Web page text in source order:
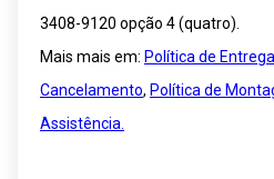
3408-9120 opção 4 (quatro).
Mais mais em: Política de Entrega
Cancelamento, Política de
Assistência.